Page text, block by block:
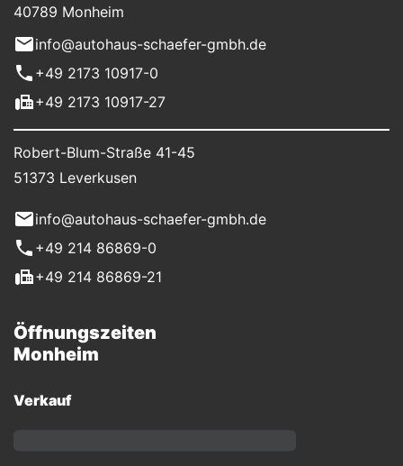
40789 Monheim
info@autohaus-schaefer-gmbh.de
+49 2173 10917-0
+49 2173 10917-27
Robert-Blum-Straße 41-45
51373 Leverkusen
info@autohaus-schaefer-gmbh.de
+49 214 86869-0
+49 214 86869-21
Öffnungszeiten
Monheim
Verkauf